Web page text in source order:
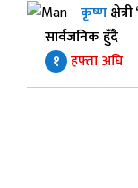
कृष्ण
सार्वजनिक हुँदै
१ हफ्ता अघि